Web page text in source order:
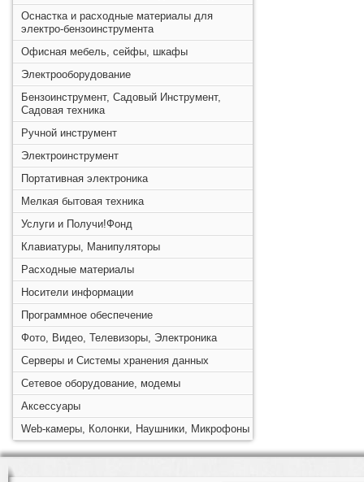
Оснастка и расходные материалы для
электро-бензоинструмента
Офисная мебель, сейфы, шкафы
Электрооборудование
Бензоинструмент, Садовый Инструмент,
Садовая техника
Ручной инструмент
Электроинструмент
Портативная электроника
Мелкая бытовая техника
Услуги и Получи!Фонд
Клавиатуры, Манипуляторы
Расходные материалы
Носители информации
Программное обеспечение
Фото, Видео, Телевизоры, Электроника
Серверы и Системы хранения данных
Сетевое оборудование, модемы
Аксессуары
Web-камеры, Колонки, Наушники, Микрофоны